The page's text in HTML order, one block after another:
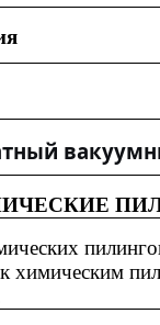
химическим